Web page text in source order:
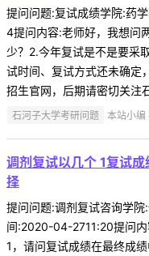
提问问题:复试成绩学院:药
4提问内容:老师好，我想问
少？2.今年复试是不是要采
试时间、复试方式还未确定
招生官网，后期请密切关注
石河子大学考研问题 本站小
调剂复试以几个 1复试
择
提问问题:调剂复试咨询学
间:2020-04-2711:20提问内
1，请问复试成绩在最终成